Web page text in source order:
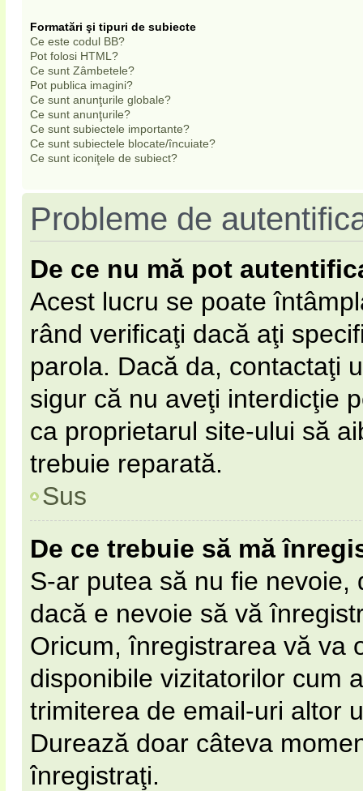
Formatări şi tipuri de subiecte
Ce este codul BB?
Pot folosi HTML?
Ce sunt Zâmbetele?
Pot publica imagini?
Ce sunt anunţurile globale?
Ce sunt anunţurile?
Ce sunt subiectele importante?
Ce sunt subiectele blocate/încuiate?
Ce sunt iconiţele de subiect?
Probleme de
De ce nu mă pot
Acest lucru se poate
rând verificaţi dacă aţi
parola. Dacă da, contactaţi
sigur că nu aveţi interdicţie
ca proprietarul site-ului să
trebuie reparată.
Sus
De ce trebuie să mă
S-ar putea să nu fie
dacă e nevoie să vă
Oricum, înregistrarea vă va
disponibile vizitatorilor cum
trimiterea de email-uri altor
Durează doar câteva
înregistraţi.